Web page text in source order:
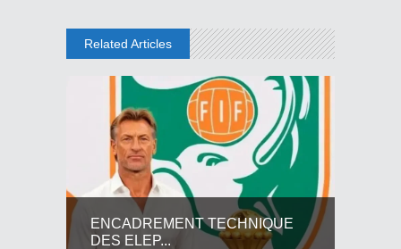
Related Articles
ENCADREMENT TECHNIQUE
DES ELEP...